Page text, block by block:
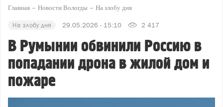
Главная Новости Вологды На злобу дня
На злобу дня 29.05.2026 - 15:10 2 417
В Румынии обвинили Россию в
попадании дрона в жилой дом и
пожаре